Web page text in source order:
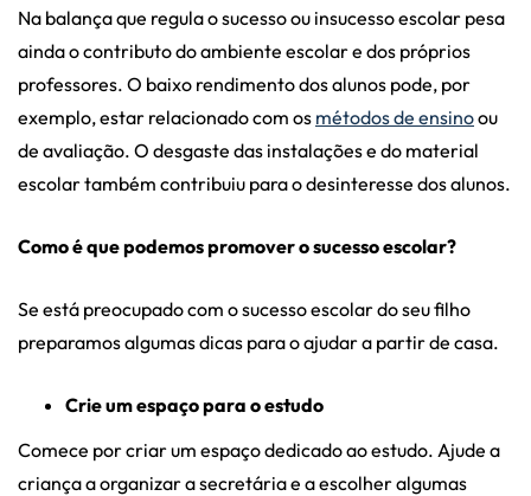
Na balança que regula o sucesso ou insucesso escolar pesa
ainda o contributo do ambiente escolar e dos próprios
professores. O baixo rendimento dos alunos pode, por
exemplo, estar relacionado com os métodos de ensinoou
de avaliação. O desgaste das instalações e do material
escolar também contribuiu para o desinteresse dos alunos.
Como é que podemos promover o sucesso escolar?
Se está preocupado com o sucesso escolar do seu filho
preparamos algumas dicas para o ajudar a partir de casa.
Crie um espaço para o estudo
Comece por criar um espaço dedicado ao estudo. Ajude a
criança a organizar a secretária e a escolher algumas